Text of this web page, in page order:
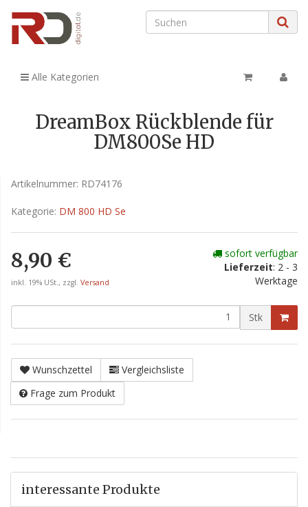
Alle Kategorien
DreamBox Rückblende für
DM800Se HD
Artikelnummer: RD74176
Kategorie: DM 800 HD Se
8,90 €
inkl. 19% USt., zzgl. Versand
sofort verfügbar
Lieferzeit: 2 - 3
Werktage
Stk
Wunschzettel
Vergleichsliste
Frage zum Produkt
interessante Produkte